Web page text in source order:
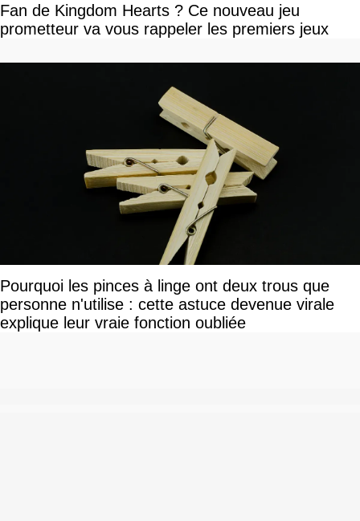
Fan de Kingdom Hearts ? Ce nouveau jeu
prometteur va vous rappeler les premiers jeux
Pourquoi les pinces à linge ont deux trous que
personne n'utilise : cette astuce devenue virale
explique leur vraie fonction oubliée